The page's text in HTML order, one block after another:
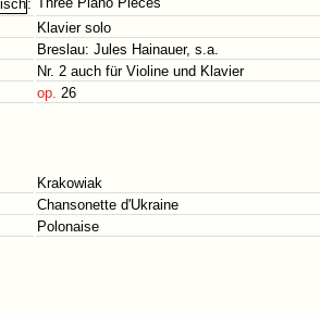
:
Klavier solo
Breslau: Jules Hainauer, s.a.
Nr. 2 auch für Violine und Klavier
op. 26
Krakowiak
Chansonette d'Ukraine
Polonaise